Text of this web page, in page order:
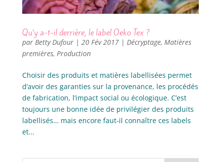
Qu’y a-t-il derrière, le label Oeko Tex ?
par Betty Dufour| 20 Fév 2017| Décryptage, Matières
premières, Production
Choisir des produits et matières labellisées permet
d’avoir des garanties sur la provenance, les procédés
de fabrication, l’impact social ou écologique. C’est
toujours une bonne idée de privilégier des produits
labellisés… mais encore faut-il connaître ces labels
et...